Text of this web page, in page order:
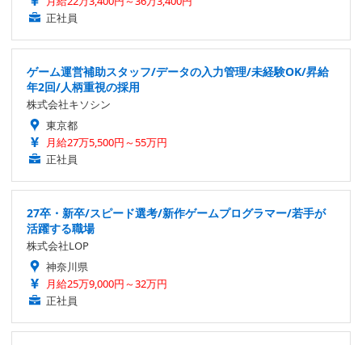
正社員
ゲーム運営補助スタッフ/データの入力管理/未経験OK/昇給
年2回/人柄重視の採用
株式会社キソシン
東京都
月給27万5,500円～55万円
正社員
27卒・新卒/スピード選考/新作ゲームプログラマー/若手が
活躍する職場
株式会社LOP
神奈川県
月給25万9,000円～32万円
正社員